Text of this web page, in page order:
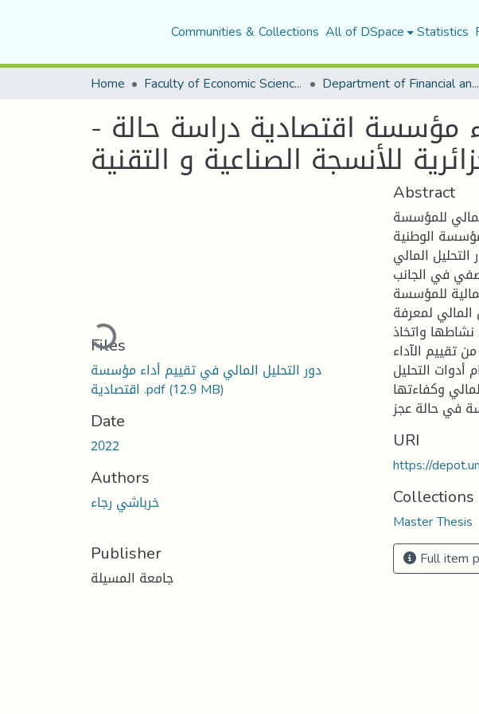
Communities & Collections All of DSpace Statistics
Home Faculty of Economic Sciences, Commerce and Management Sciences Department of Financial and Accounting Sciences
مؤسسة اقتصادية دراسة حالة -
Loading...
Files
دور التحليل المالي في تقييم أداء مؤسسة
اقتصادية .pdf(12.9 MB)
Date
2022
Authors
خرباشي رجاء
Publisher
جامعة المسيلة
Abstract
للمؤسسة
الوطنية
المالي
في الجانب
للمؤسسة
المالي لمعرفة
واتخاذ
تقييم الآداء
أدوات التحليل
وكفاءتها
URI
https://
Collections
Master Thesis
Full item